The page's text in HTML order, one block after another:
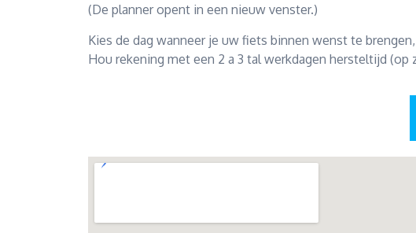
(De planner opent in een nieuw venster.)
Kies de dag wanneer je uw fiets binnen wenst te
Hou rekening met een 2 a 3 tal werkdagen hersteltijd